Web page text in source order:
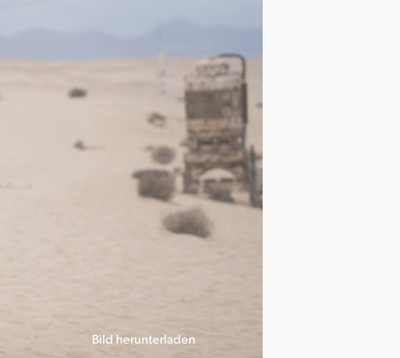
Bild herunterladen